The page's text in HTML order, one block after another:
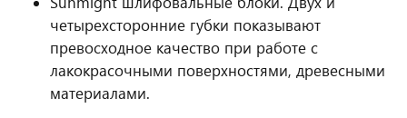
четырехсторонние губки показывают
превосходное качество при работе с
лакокрасочными поверхностями, древесными
материалами.